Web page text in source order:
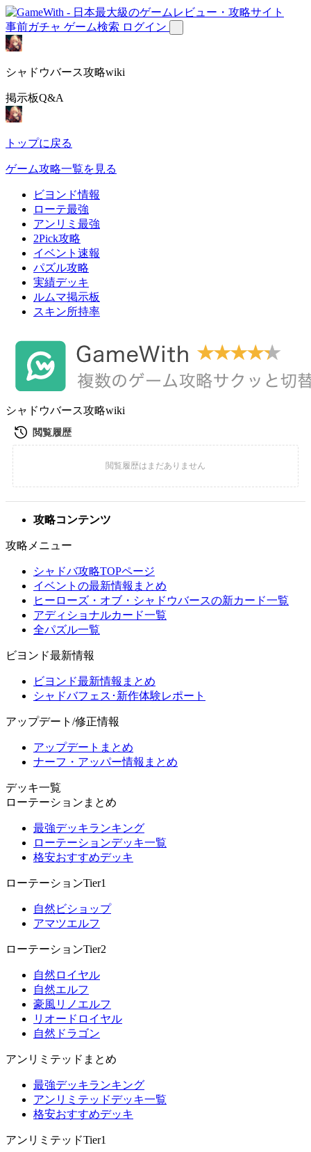
事前ガチャ ゲーム検索 ログイン
シャドウバース攻略wiki
掲示板Q&A
トップに戻る
ゲーム攻略一覧を見る
ビヨンド情報
ローテ最強
アンリミ最強
2Pick攻略
イベント速報
パズル攻略
実績デッキ
ルムマ掲示板
スキン所持率
シャドウバース攻略wiki
攻略コンテンツ
攻略メニュー
シャドバ攻略TOPページ
イベントの最新情報まとめ
ヒーローズ・オブ・シャドウバースの新カード一覧
アディショナルカード一覧
全パズル一覧
ビヨンド最新情報
ビヨンド最新情報まとめ
シャドバフェス･新作体験レポート
アップデート/修正情報
アップデートまとめ
ナーフ・アッパー情報まとめ
デッキ一覧
ローテーションまとめ
最強デッキランキング
ローテーションデッキ一覧
格安おすすめデッキ
ローテーションTier1
自然ビショップ
アマツエルフ
ローテーションTier2
自然ロイヤル
自然エルフ
豪風リノエルフ
リオードロイヤル
自然ドラゴン
アンリミテッドまとめ
最強デッキランキング
アンリミテッドデッキ一覧
格安おすすめデッキ
アンリミテッドTier1